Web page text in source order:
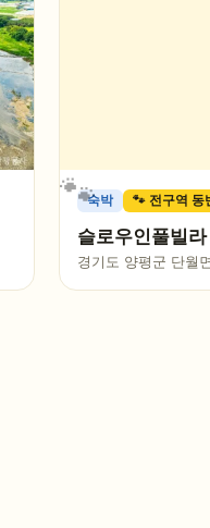
숙박 🐾 전구역 동
슬로우인풀빌라
경기도 양평군 단월